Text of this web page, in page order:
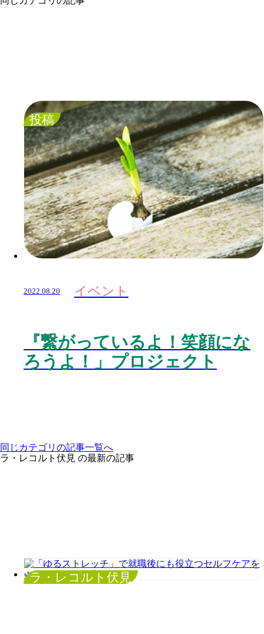
投稿
2022.08.20 イベント
『繋がっているよ！笑顔にな
ろうよ！」プロジェクト
同じカテゴリの記事⼀覧へ
ラ・レコルト伏見 の最新の記事
ラ・レコルト伏見